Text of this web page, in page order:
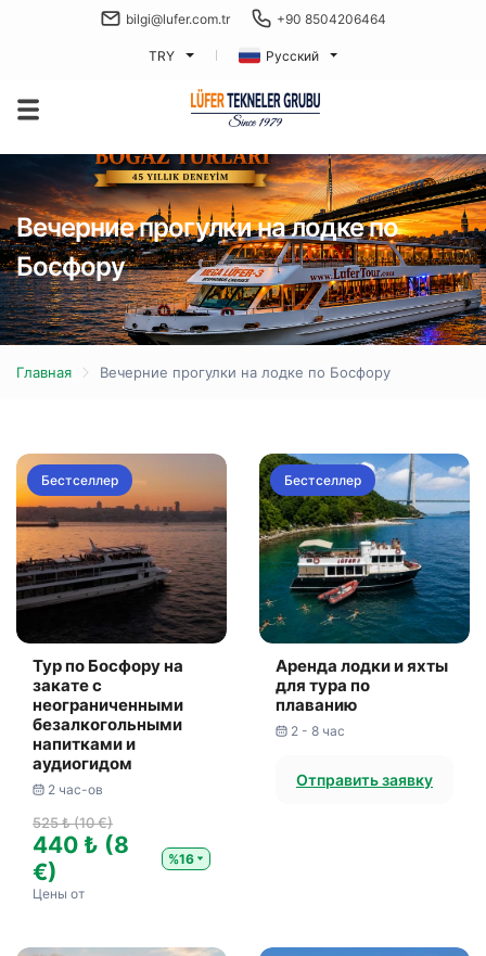
bilgi@lufer.com.tr +90 8504206464
TRY Русский
Вечерние прогулки на лодке по
Босфору
Главная Вечерние прогулки на лодке по Босфору
Бестселлер
Тур по Босфору на
закате с
неограниченными
безалкогольными
напитками и
аудиогидом
2 час-ов
525 ₺ (10 €)
440 ₺ (8
€)
%16
Цены от
Бестселлер
Аренда лодки и яхты
для тура по
плаванию
2 - 8 час
Отправить заявку